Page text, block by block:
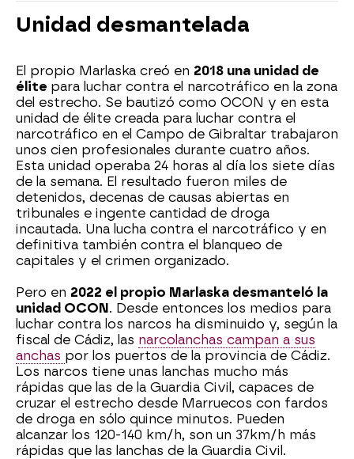
Unidad desmantelada
El propio Marlaska creó en 2018 una unidad de
élite para luchar contra el narcotráfico en la zona
del estrecho. Se bautizó como OCON y en esta
unidad de élite creada para luchar contra el
narcotráfico en el Campo de Gibraltar trabajaron
unos cien profesionales durante cuatro años.
Esta unidad operaba 24 horas al día los siete días
de la semana. El resultado fueron miles de
detenidos, decenas de causas abiertas en
tribunales e ingente cantidad de droga
incautada. Una lucha contra el narcotráfico y en
definitiva también contra el blanqueo de
capitales y el crimen organizado.
Pero en 2022 el propio Marlaska desmanteló la
unidad OCON. Desde entonces los medios para
luchar contra los narcos ha disminuido y, según la
fiscal de Cádiz, las narcolanchas campan a sus
anchas por los puertos de la provincia de Cádiz.
Los narcos tiene unas lanchas mucho más
rápidas que las de la Guardia Civil, capaces de
cruzar el estrecho desde Marruecos con fardos
de droga en sólo quince minutos. Pueden
alcanzar los 120-140 km/h, son un 37km/h más
rápidas que las lanchas de la Guardia Civil.